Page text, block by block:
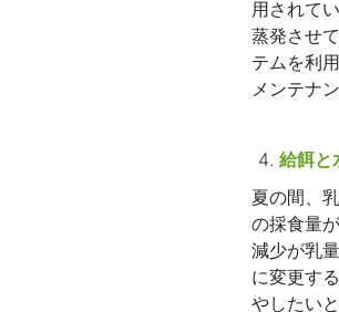
用されて
蒸発させ
テムを利
メンテナ
給餌と
夏の間、
の採食量
減少が乳
に変更す
やしたい